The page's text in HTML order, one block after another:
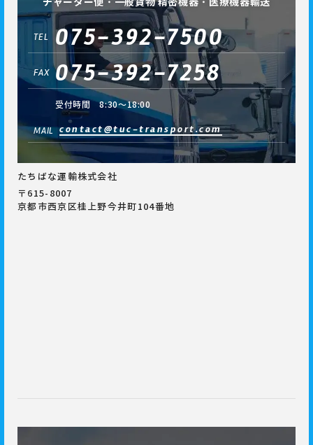
TEL 075-392-7500
FAX 075-392-7258
受付時間 8:30～18:00
MAIL contact@tuc-transport.com
たちばな運輸株式会社
〒615-8007
京都市西京区桂上野今井町104番地